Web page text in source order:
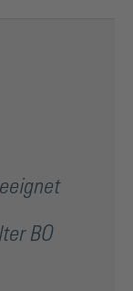
BO